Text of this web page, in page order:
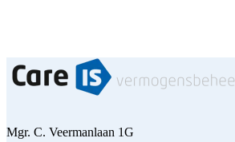
Mgr. C. Veermanlaan 1G